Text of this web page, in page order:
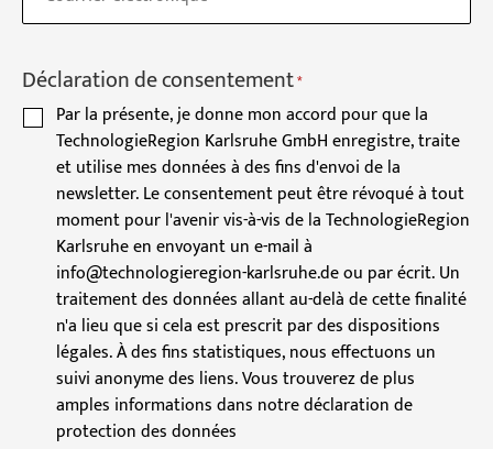
Déclaration de consentement*
Par la présente, je donne mon accord pour que la
TechnologieRegion Karlsruhe GmbH enregistre, traite
et utilise mes données à des fins d'envoi de la
newsletter. Le consentement peut être révoqué à tout
moment pour l'avenir vis-à-vis de la TechnologieRegion
Karlsruhe en envoyant un e-mail à
info@technologieregion-karlsruhe.de ou par écrit. Un
traitement des données allant au-delà de cette finalité
n'a lieu que si cela est prescrit par des dispositions
légales. À des fins statistiques, nous effectuons un
suivi anonyme des liens. Vous trouverez de plus
amples informations dans notre déclaration de
protection des données